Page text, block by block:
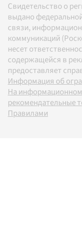
Свидетельство о
выдано
связи,
коммуникаций
несет
содержащейся в
предоставляет
Информация об
На
рекомендательные
Правилами